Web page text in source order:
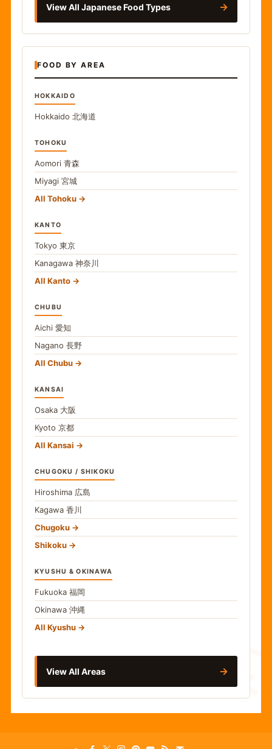
食
View All Japanese Food Types →
FOOD BY AREA
HOKKAIDO
Hokkaido 北海道
TOHOKU
Aomori 青森
Miyagi 宮城
All Tohoku
KANTO
Tokyo 東京
Kanagawa 神奈川
All Kanto
CHUBU
Aichi 愛知
Nagano 長野
All Chubu
KANSAI
Osaka 大阪
Kyoto 京都
All Kansai
CHUGOKU / SHIKOKU
Hiroshima 広島
Kagawa 香川
Chugoku
Shikoku
KYUSHU & OKINAWA
Fukuoka 福岡
Okinawa 沖縄
All Kyushu
View All Areas →